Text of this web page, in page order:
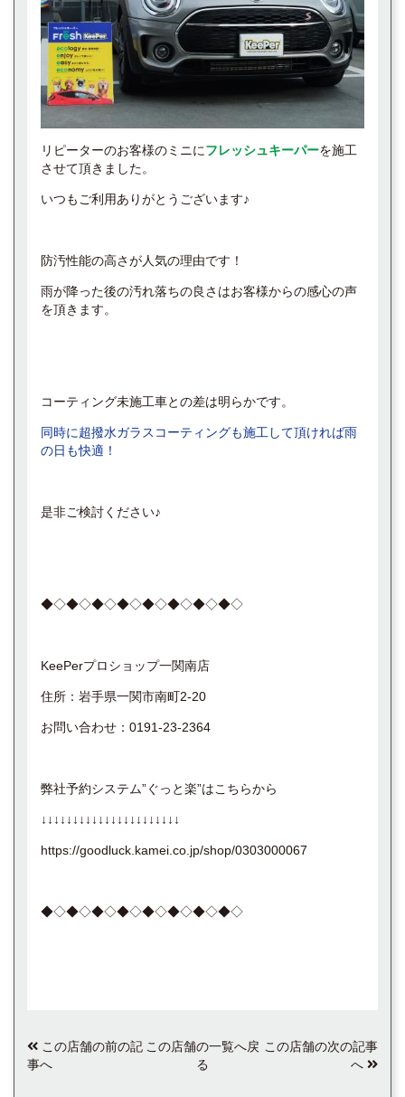
リピーターのお客様のミニにフレッシュキーパーを施工
させて頂きました。
いつもご利用ありがとうございます♪
防汚性能の高さが人気の理由です！
雨が降った後の汚れ落ちの良さはお客様からの感心の声
を頂きます。
コーティング未施工車との差は明らかです。
同時に超撥水ガラスコーティングも施工して頂ければ雨
の日も快適！
是非ご検討ください♪
◆◇◆◇◆◇◆◇◆◇◆◇◆◇◆◇
KeePerプロショップ一関南店
住所：岩手県一関市南町2-20
お問い合わせ：0191-23-2364
弊社予約システム”ぐっと楽”はこちらから
↓↓↓↓↓↓↓↓↓↓↓↓↓↓↓↓↓↓↓↓↓↓
https://goodluck.kamei.co.jp/shop/0303000067
◆◇◆◇◆◇◆◇◆◇◆◇◆◇◆◇
この店舗の前の記
事へ
この店舗の一覧へ戻
る
この店舗の次の記事
へ